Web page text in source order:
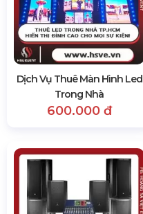
Dịch Vụ Thuê Màn Hình Led
Trong Nhà
600.000 đ